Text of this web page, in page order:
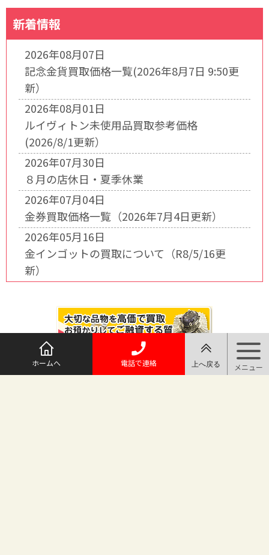
新着情報
2026年08月07日
記念金貨買取価格一覧(2026年8月7日 9:50更
新）
2026年08月01日
ルイヴィトン未使用品買取参考価格
(2026/8/1更新）
2026年07月30日
８月の店休日・夏季休業
2026年07月04日
金券買取価格一覧（2026年7月4日更新）
2026年05月16日
金インゴットの買取について（R8/5/16更
新）
ホームへ 電話で連絡